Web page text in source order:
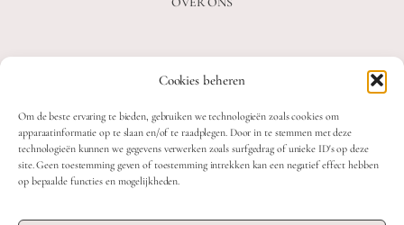
Cookies beheren
Om de beste ervaring te bieden, gebruiken we technologieën zoals cookies om
apparaatinformatie op te slaan en/of te raadplegen. Door in te stemmen met deze
technologieën kunnen we gegevens verwerken zoals surfgedrag of unieke ID's op deze
site. Geen toestemming geven of toestemming intrekken kan een negatief effect hebben
op bepaalde functies en mogelijkheden.
VEELGESTELDE VRAGEN
OVER ONS
CONTACT